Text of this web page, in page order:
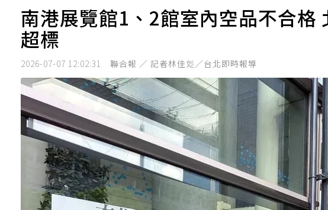
南港展覽館1、2館室內空品不合
超標
2026-07-07 12:02:31 聯合報 ／ 記者林佳彣／台北即時報導